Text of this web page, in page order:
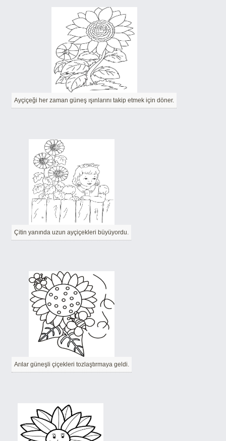
Ayçiçeği her zaman güneş ışınlarını takip etmek için döner.
Çitin yanında uzun ayçiçekleri büyüyordu.
Arılar güneşli çiçekleri tozlaştırmaya geldi.